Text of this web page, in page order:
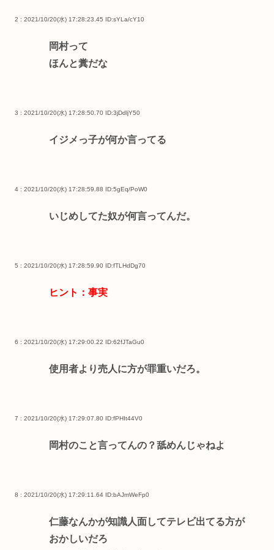
2 : 2021/10/20(水) 17:28:23.45 ID:sYLa/cY10
岡村って
ほんと糞だな
3 : 2021/10/20(水) 17:28:50.70 ID:3jDdljY50
イジメっ子が何か言ってる
4 : 2021/10/20(水) 17:28:59.88 ID:5gEq/PoW0
いじめしてた奴が何言ってんだ。
5 : 2021/10/20(水) 17:28:59.90 ID:fTLHdDg70
ヒント：事実
6 : 2021/10/20(水) 17:29:00.22 ID:62fJTaGu0
使用者より売人に方が罪重いだろ。
7 : 2021/10/20(水) 17:29:07.80 ID:fPHIt44V0
岡村のこと言ってんの？舐めんじゃねよ
8 : 2021/10/20(水) 17:29:11.64 ID:bAJmWeFp0
仁藤なんかが知識人面してテレビ出てる方が
おかしいだろ